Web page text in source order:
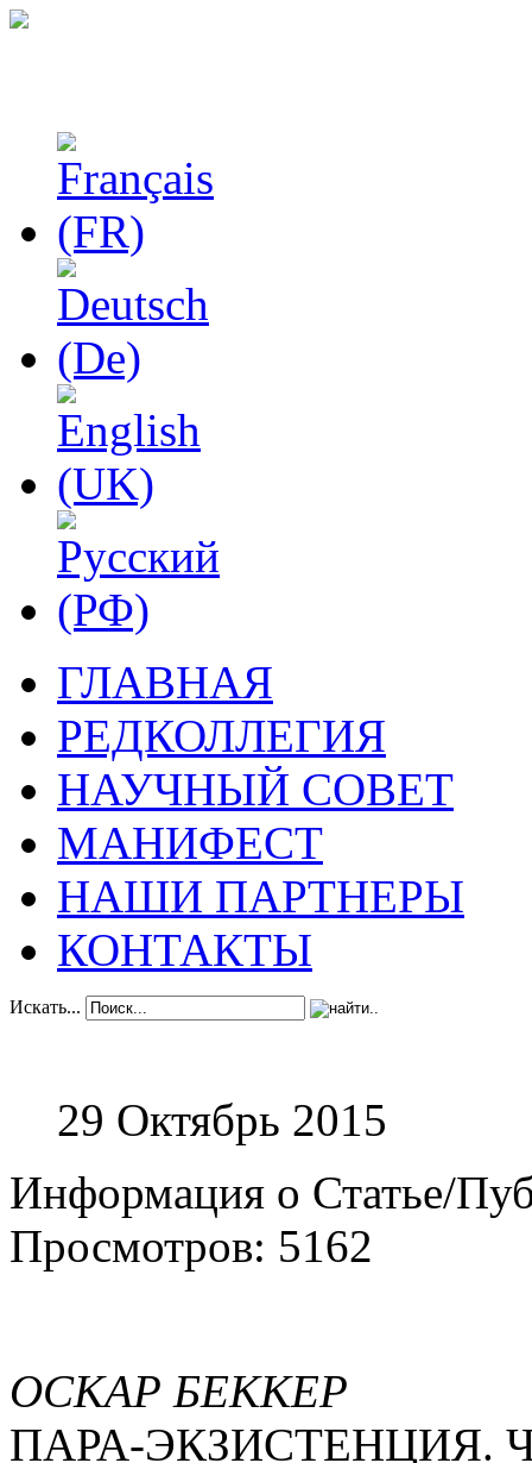
ГЛАВНАЯ
РЕДКОЛЛЕГИЯ
НАУЧНЫЙ СОВЕТ
МАНИФЕСТ
НАШИ ПАРТНЕРЫ
КОНТАКТЫ
Искать...
29 Октябрь 2015
Информация о Статье/
Просмотров: 5162
ОСКАР БЕККЕР
ПАРА-ЭКЗИСТЕНЦИЯ.